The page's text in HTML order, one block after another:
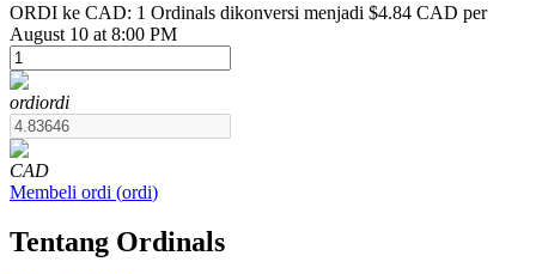
USDT Berjangka
ORDI ke CAD: 1 Ordinals dikonversi menjadi $4.84 CAD per
August 10 at 8:00 PM
ordiordi
CAD
Membeli ordi (ordi)
Tentang Ordinals